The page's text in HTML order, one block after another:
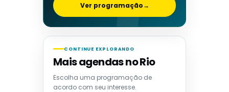
Ver programação→
CONTINUE EXPLORANDO
Mais agendas no Rio
Escolha uma programação de
acordo com seu interesse.